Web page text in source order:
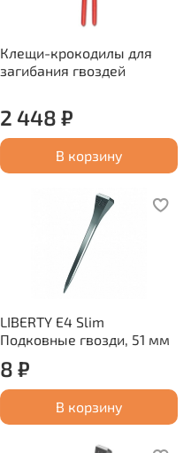
Клещи-крокодилы для
загибания гвоздей
2 448 ₽
В корзину
LIBERTY E4 Slim
Подковные гвозди, 51 мм
8 ₽
В корзину